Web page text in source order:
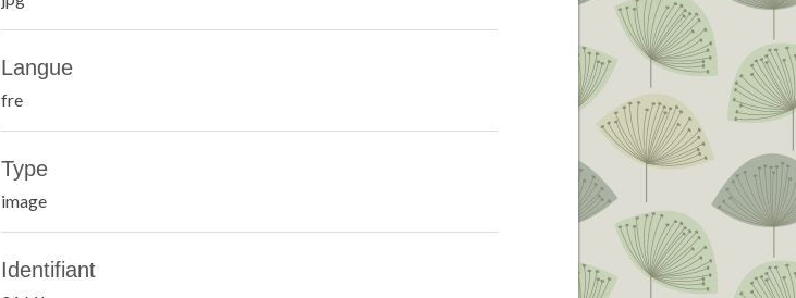
Langue
fre
Type
image
Identifiant